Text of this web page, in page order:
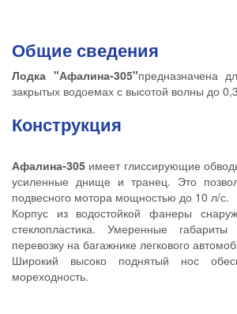
Общие сведения
Лодка "Афалина-305"предназначена
закрытых водоемах с высотой волны до
Конструкция
Афалина-305 имеет глиссирующие
усиленные днище и транец. Это
подвесного мотора мощностью до 10 л/с.
Корпус из водостойкой фанеры
стеклопластика. Умеренные
перевозку на багажнике легкового
Широкий высоко поднятый нос
мореходность.